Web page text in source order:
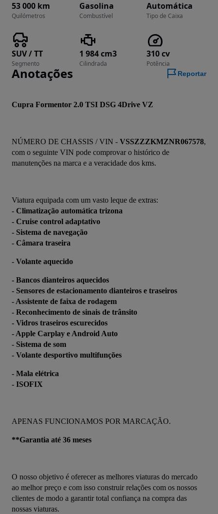
53 000 km
Quilómetros
Gasolina
Combustível
Automática
Tipo de Caixa
SUV / TT
Segmento
1 984 cm3
Cilindrada
310 cv
Potência
Anotações Reportar
Cupra Formentor 2.0 TSI DSG 4Drive VZ
NÚMERO DE CHASSIS / VIN - VSSZZZKMZNR067578,
com o seguinte VIN pode comprovar o histórico de
manutenções na marca e a veracidade dos kms.
Viatura equipada com um vasto leque de extras:
- Climatização automática trizona
- Cruise control adaptativo
- Sistema de navegação
- Câmara traseira
- Volante aquecido
- Bancos dianteiros aquecidos
- Sensores de estacionamento dianteiros e traseiros
- Assistente de faixa de rodagem
- Reconhecimento de sinais de trânsito
- Vidros traseiros escurecidos
- Apple Carplay e Android Auto
- Sistema de som
- Volante desportivo multifunções
- Mala elétrica
- ISOFIX
APENAS FUNCIONAMOS POR MARCAÇÃO.
**Garantia até 36 meses
O nosso objetivo é oferecer as melhores viaturas do mercado
ao melhor preço e com isso construir relações com os nossos
clientes de modo a garantir total confiança na compra das
nossas viaturas.